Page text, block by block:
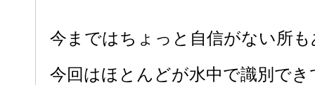
今まではちょっと自信がない所
今回はほとんどが水中で識別で